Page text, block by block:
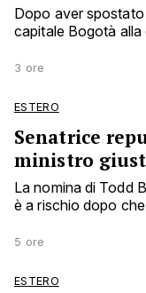
Dopo aver
capitale Bogotà alla
3 ore
ESTERO
Senatrice
ministro
La nomina di Todd
è a rischio dopo
5 ore
ESTERO